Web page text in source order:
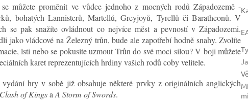
můžete proměnit ve vůdce jednoho z mocných rodů Západozemě -
bohatých Lannisterů, Martellů, Greyjoyů, Tyrellů či Baratheonů. V
se pak snažíte ovládnout co nejvíce měst a pevností v Západozemi.
jako vládcové na Železný trůn, bude ale zapotřebí hodně snahy. Zvolíte
lsti nebo se pokusíte uzmout Trůn do své moci silou? V boji můžete
karet reprezentujících hrdiny vašich rodů coby velitele.
vydání hry v sobě již obsahuje některé prvky z originálních anglických
of Kingsa A Storm of Swords.